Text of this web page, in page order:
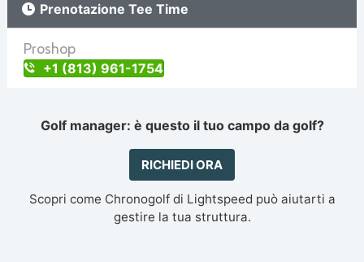
Prenotazione Tee Time
Proshop
+1 (813) 961-1754
Golf manager: è questo il tuo campo da golf?
RICHIEDI ORA
Scopri come Chronogolf di Lightspeed può aiutarti a
gestire la tua struttura.